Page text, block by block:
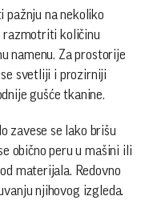
pažnju na nekoliko
razmotriti količinu
namenu. Za prostorije
svetliji i prozirniji
gušće tkanine.
zavese se lako brišu
obično peru u mašini ili
materijala. Redovno
njihovog izgleda.